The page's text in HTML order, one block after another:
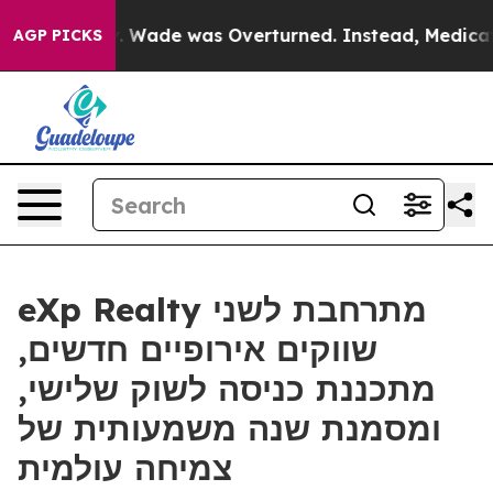
AGP PICKSv. Wade was Overturned. Instead, Medication
eXp Realty מתרחבת לשני
שווקים אירופיים חדשים,
מתכננת כניסה לשוק שלישי,
ומסמנת שנה משמעותית של
צמיחה עולמית